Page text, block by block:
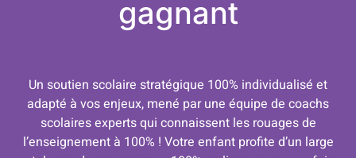
gagnant
Un soutien scolaire stratégique 100% individualisé et
adapté à vos enjeux, mené par une équipe de coachs
scolaires experts qui connaissent les rouages de
l’enseignement à 100% ! Votre enfant profite d’un large